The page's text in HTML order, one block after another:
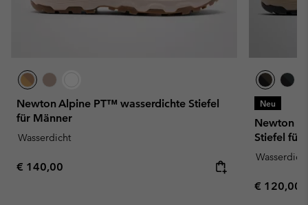
Newton Alpine PT™ wasserdichte Stiefel
für Männer
Wasserdicht
Regular price:
€ 140,00
Neu
Newton
Stiefel für
Wasserdicht
Regular
€ 120,00